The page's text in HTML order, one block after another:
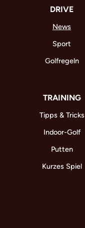
DRIVE
News
Sport
Golfregeln
TRAINING
Tipps & Tricks
Indoor-Golf
Putten
Kurzes Spiel